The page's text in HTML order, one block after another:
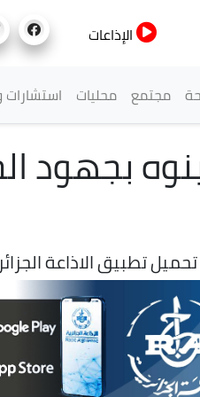
الإذاعات
مجتمع محليات
بجهود
تحميل تطبيق الاذاعة